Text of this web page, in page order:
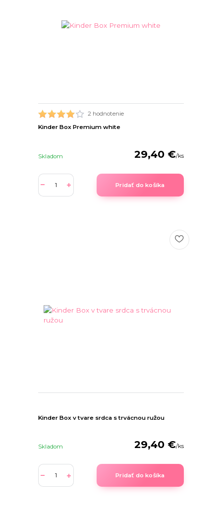
2 hodnotenie
Kinder Box Premium white
29,40 €/ks
Skladom
Pridať do košíka
Kinder Box v tvare srdca s trvácnou ružou
29,40 €/ks
Skladom
Pridať do košíka